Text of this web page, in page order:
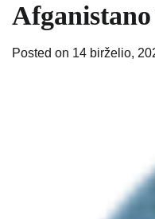
Posted on 14 birželio,